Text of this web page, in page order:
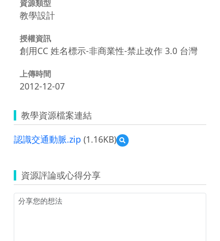
資源類型
教學設計
授權資訊
創用CC 姓名標示-非商業性-禁止改作 3.0 台灣
上傳時間
2012-12-07
教學資源檔案連結
認識交通動脈.zip (1.16KB)
預
覽
通
動
資源評論或心得分享